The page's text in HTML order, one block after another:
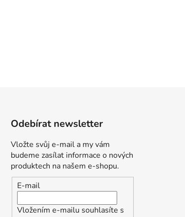
Odebírat newsletter
Vložte svůj e-mail a my vám
budeme zasílat informace o nových
produktech na našem e-shopu.
E-mail
Vložením e-mailu souhlasíte s